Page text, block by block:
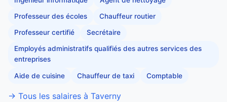
Professeur des écoles Chauffeur routier
Professeur certifié Secrétaire
Employés administratifs qualifiés des autres services des
entreprises
Aide de cuisine Chauffeur de taxi Comptable
→ Tous les salaires à Taverny